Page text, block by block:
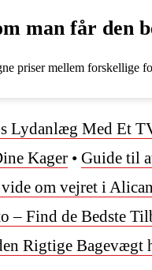
man får den
priser mellem forskellige
Lydanlæg Med Et
Kager • Guide til
om vejret i
– Find de Bedste
Rigtige Bagevægt